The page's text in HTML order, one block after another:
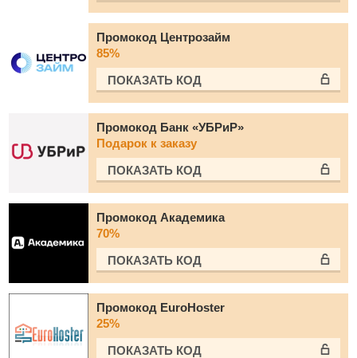
Промокод Центрозайм
85%
ПОКАЗАТЬ КОД
Промокод Банк «УБРиР»
Подарок к заказу
ПОКАЗАТЬ КОД
Промокод Академика
70%
ПОКАЗАТЬ КОД
Промокод EuroHoster
25%
ПОКАЗАТЬ КОД